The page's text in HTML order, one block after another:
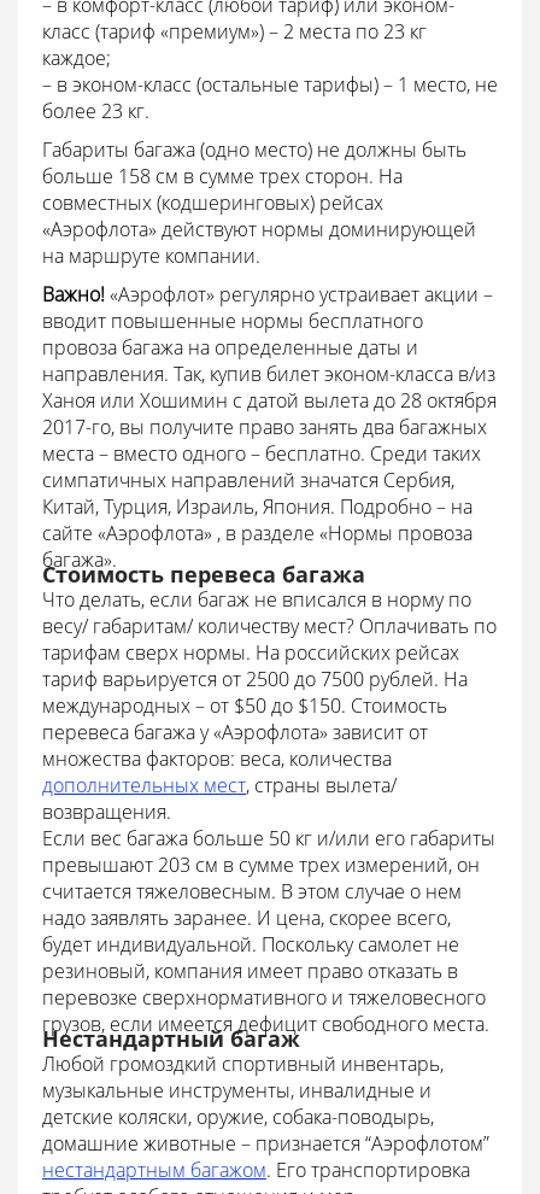
класс (тариф «премиум») – 2 места по 23 кг
каждое;
– в эконом-класс (остальные тарифы) – 1 место, не
более 23 кг.
Габариты багажа (одно место) не должны быть
больше 158 см в сумме трех сторон. На
совместных (кодшеринговых) рейсах
«Аэрофлота» действуют нормы доминирующей
на маршруте компании.
Важно!«Аэрофлот» регулярно устраивает акции –
вводит повышенные нормы бесплатного
провоза багажа на определенные даты и
направления. Так, купив билет эконом-класса в/из
Ханоя или Хошимин с датой вылета до 28 октября
2017-го, вы получите право занять два багажных
места – вместо одного – бесплатно. Среди таких
симпатичных направлений значатся Сербия,
Китай, Турция, Израиль, Япония. Подробно – на
сайте «Аэрофлота» , в разделе «Нормы провоза
багажа».
Стоимость перевеса багажа
Что делать, если багаж не вписался в норму по
весу/ габаритам/ количеству мест? Оплачивать по
тарифам сверх нормы. На российских рейсах
тариф варьируется от 2500 до 7500 рублей. На
международных – от $50 до $150. Стоимость
перевеса багажа у «Аэрофлота» зависит от
множества факторов: веса, количества
дополнительных мест, страны вылета/
возвращения.
Если вес багажа больше 50 кг и/или его габариты
превышают 203 см в сумме трех измерений, он
считается тяжеловесным. В этом случае о нем
надо заявлять заранее. И цена, скорее всего,
будет индивидуальной. Поскольку самолет не
резиновый, компания имеет право отказать в
перевозке сверхнормативного и тяжеловесного
грузов, если имеется дефицит свободного места.
Нестандартный багаж
Любой громоздкий спортивный инвентарь,
музыкальные инструменты, инвалидные и
детские коляски, оружие, собака-поводырь,
домашние животные – признается “Аэрофлотом”
нестандартным багажом. Его транспортировка